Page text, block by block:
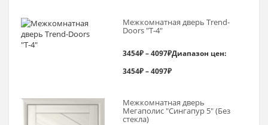
Межкомнатная дверь Trend-
Doоrs "Т-4"
3454₽–4097₽Диапазон цен:
3454₽ – 4097₽
Межкомнатная дверь
Мегаполис "Сингапур 5" (Без
стекла)